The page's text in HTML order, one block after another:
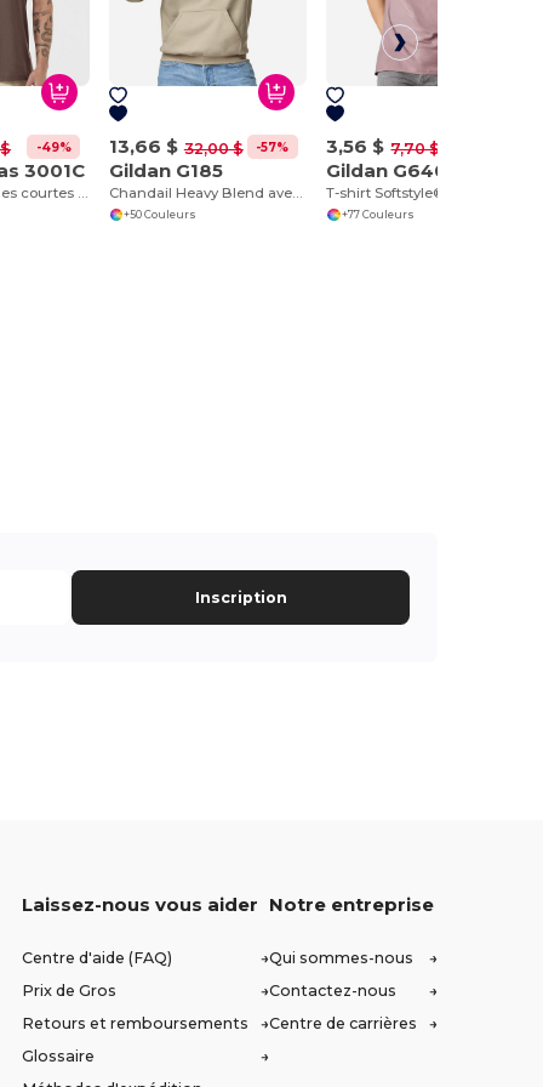
-49%
3001C
T-shirt à manches courtes en jersey
13,66 $ 32,00 $ -57%
Gildan G185
Chandail Heavy Blend avec capuche
+50 Couleurs
3,56 $ 7,70 $
Gildan G640
T-shirt Softstyle® 4,5 oz
+77 Couleurs
Inscription
Laissez-nous vous aider
Centre d'aide (FAQ)
Prix de Gros
Retours et remboursements
Glossaire
Notre entreprise
Qui sommes-nous
Contactez-nous
Centre de carrières